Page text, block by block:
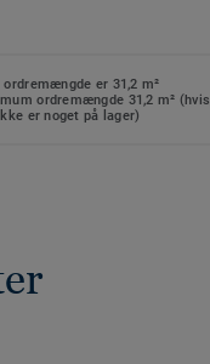
ordremængde er 31,2 m²
ordremængde 31,2 m² (hvis
er noget på lager)